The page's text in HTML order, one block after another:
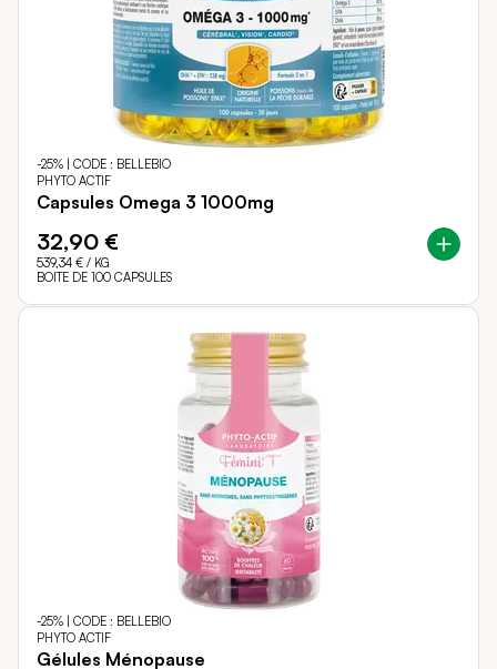
-25% | CODE : BELLEBIO
PHYTO ACTIF
Capsules Omega 3 1000mg
32,90 €
539,34 € / KG
BOITE DE 100 CAPSULES
-25% | CODE : BELLEBIO
PHYTO ACTIF
Gélules Ménopause